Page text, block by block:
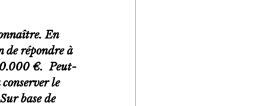
En
de répondre à
€.  Peut-
le
base de